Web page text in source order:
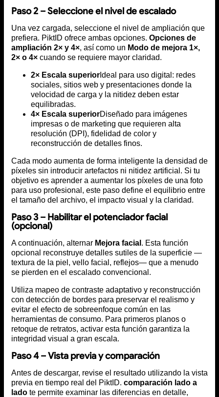
Paso 2 – Seleccione el nivel de escalado
Una vez cargada, seleccione el nivel de ampliación que
prefiera. PiktID ofrece ambas opciones. Opciones de
ampliación 2× y 4×, así como un Modo de mejora 1×,
2× o 4× cuando se requiere mayor claridad.
2× Escala superior Ideal para uso digital: redes
sociales, sitios web y presentaciones donde la
velocidad de carga y la nitidez deben estar
equilibradas.
4× Escala superiorDiseñado para imágenes
impresas o de marketing que requieren alta
resolución (DPI), fidelidad de color y
reconstrucción de detalles finos.
Cada modo aumenta de forma inteligente la densidad de
píxeles sin introducir artefactos ni nitidez artificial. Si tu
objetivo es aprender a aumentar los píxeles de una foto
para uso profesional, este paso define el equilibrio entre
el tamaño del archivo, el impacto visual y la claridad.
Paso 3 – Habilitar el potenciador facial
(opcional)
A continuación, alternar Mejora facial . Esta función
opcional reconstruye detalles sutiles de la superficie —
textura de la piel, vello facial, reflejos— que a menudo
se pierden en el escalado convencional.
Utiliza mapeo de contraste adaptativo y reconstrucción
con detección de bordes para preservar el realismo y
evitar el efecto de sobreenfoque común en las
herramientas de consumo. Para primeros planos o
retoque de retratos, activar esta función garantiza la
integridad visual a gran escala.
Paso 4 – Vista previa y comparación
Antes de descargar, revise el resultado utilizando la vista
previa en tiempo real del PiktID. comparación lado a
lado te permite examinar las diferencias en detalle,